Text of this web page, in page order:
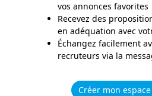
vos annonces favorites
Recevez des
en adéquation avec
Échangez facilement
recruteurs via la
Créer mon